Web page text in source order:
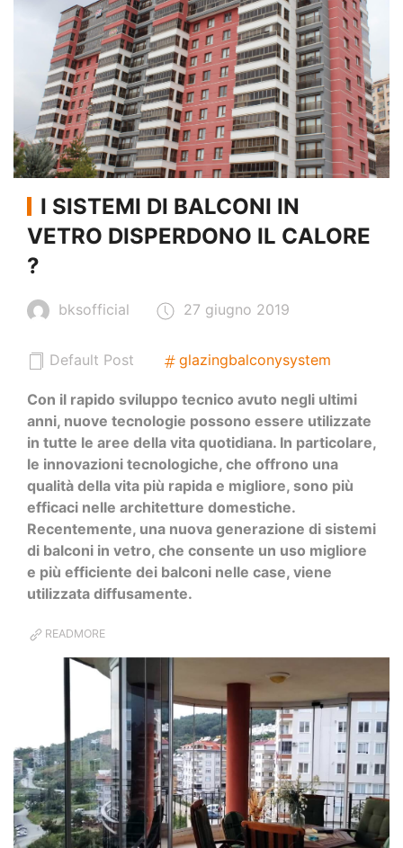
I SISTEMI DI BALCONI IN
VETRO DISPERDONO IL CALORE
?
bksofficial 27 giugno 2019
Default Post glazingbalconysystem
Con il rapido sviluppo tecnico avuto negli ultimi
anni, nuove tecnologie possono essere utilizzate
in tutte le aree della vita quotidiana. In particolare,
le innovazioni tecnologiche, che offrono una
qualità della vita più rapida e migliore, sono più
efficaci nelle architetture domestiche.
Recentemente, una nuova generazione di sistemi
di balconi in vetro, che consente un uso migliore
e più efficiente dei balconi nelle case, viene
utilizzata diffusamente.
READMORE